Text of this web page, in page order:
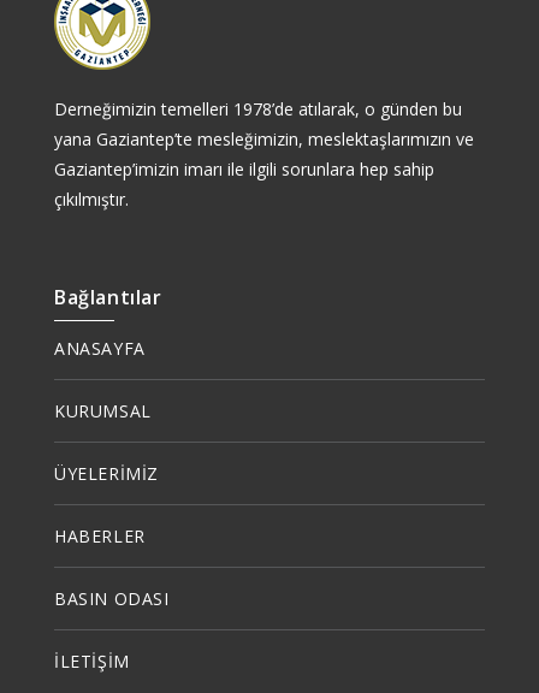
Derneğimizin temelleri 1978’de atılarak, o günden bu
yana Gaziantep’te mesleğimizin, meslektaşlarımızın ve
Gaziantep’imizin imarı ile ilgili sorunlara hep sahip
çıkılmıştır.
Bağlantılar
ANASAYFA
KURUMSAL
ÜYELERİMİZ
HABERLER
BASIN ODASI
İLETİŞİM